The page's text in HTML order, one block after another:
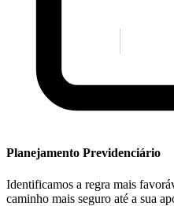
Planejamento Previdenciário
Identificamos a regra mais
caminho mais seguro até a sua